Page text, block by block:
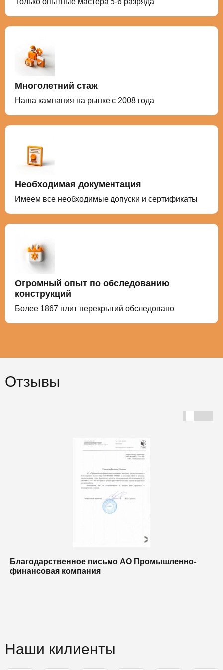
Только опытные мастера 5-6 разряда
Многолетний стаж
Наша кампания на рынке с 2008 года
Необходимая документация
Имеем все необходимые допуски и сертификаты
Огромный опыт по обследованию
конструкций
Более 1867 плит перекрытий обследовано
Отзывы
Благодарственное письмо АО Промышленно-
финансовая компания
Наши килиенты